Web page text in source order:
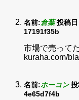
名前:倉葉 投稿
17191f35b
市場で売って
kuraha.com/
名前:ホーコン
4e65d7f4b